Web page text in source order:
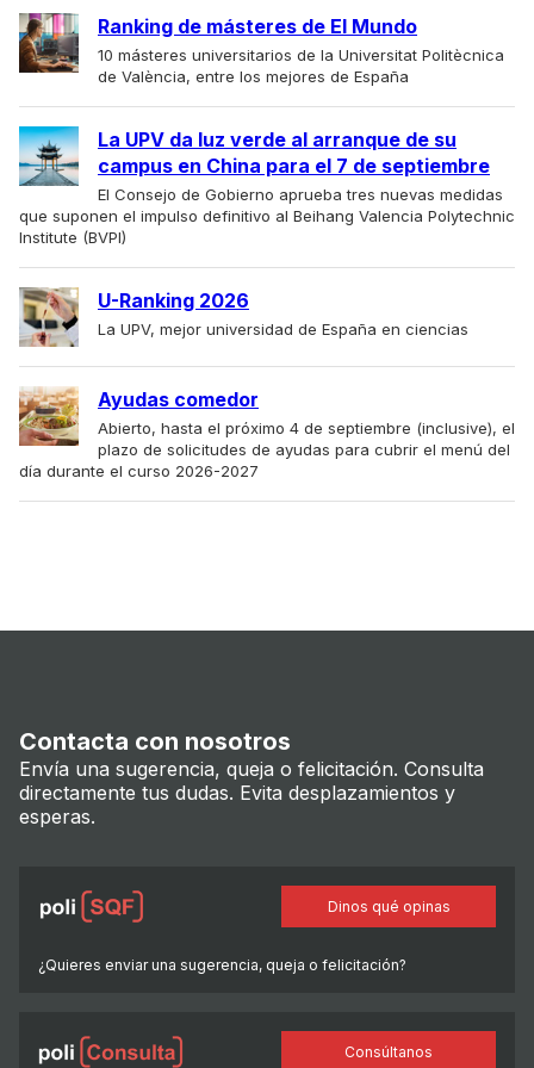
Ranking de másteres de El Mundo
10 másteres universitarios de la Universitat Politècnica
de València, entre los mejores de España
La UPV da luz verde al arranque de su
campus en China para el 7 de septiembre
El Consejo de Gobierno aprueba tres nuevas medidas
que suponen el impulso definitivo al Beihang Valencia Polytechnic
Institute (BVPI)
U-Ranking 2026
La UPV, mejor universidad de España en ciencias
Ayudas comedor
Abierto, hasta el próximo 4 de septiembre (inclusive), el
plazo de solicitudes de ayudas para cubrir el menú del
día durante el curso 2026-2027
Contacta con nosotros
Envía una sugerencia, queja o felicitación. Consulta
directamente tus dudas. Evita desplazamientos y
esperas.
¿Quieres enviar una sugerencia, queja o felicitación?
Dinos qué opinas
Consúltanos